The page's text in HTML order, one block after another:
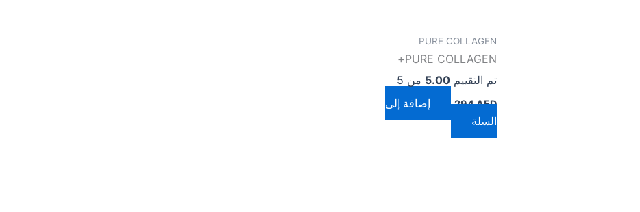
PURE COLLAGEN
PURE COLLAGEN+
تم التقييم 5.00 من 5
294AED
إضافة إلى
السلة